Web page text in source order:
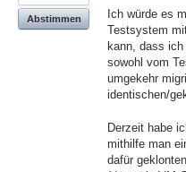
Ich würde es
Testsystem
kann, dass
sowohl vom
umgekehr
identischen/
Derzeit habe
mithilfe man
dafür
Abstimmen